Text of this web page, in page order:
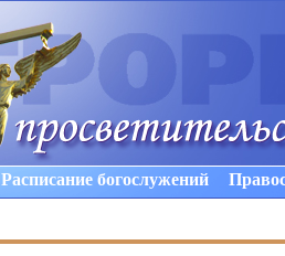
Расписание богослужений